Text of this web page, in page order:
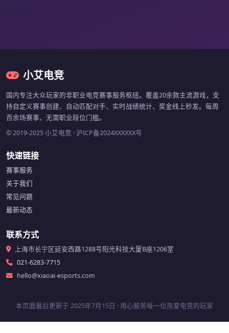
小艾电竞
国内专注大众玩家的非职业电竞赛事服务枢纽。覆盖20余款主流游戏，支
持自定义赛事创建、自动匹配对手、实时战绩统计、奖金线上秒发。每周
百余场赛事，无需职业段位门槛。
© 2019-2025 小艾电竞 · 沪ICP备2024XXXXXX号
快速链接
赛事服务
关于我们
常见问题
最新动态
联系方式
上海市长宁区延安西路1288号阳光科技大厦B座1206室
021-6283-7715
hello@xiaoai-esports.com
本页面最后更新于 2025年7月15日 · 用心服务每一位热爱电竞的玩家